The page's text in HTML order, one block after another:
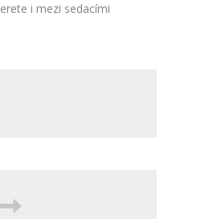
i mezi sedacími